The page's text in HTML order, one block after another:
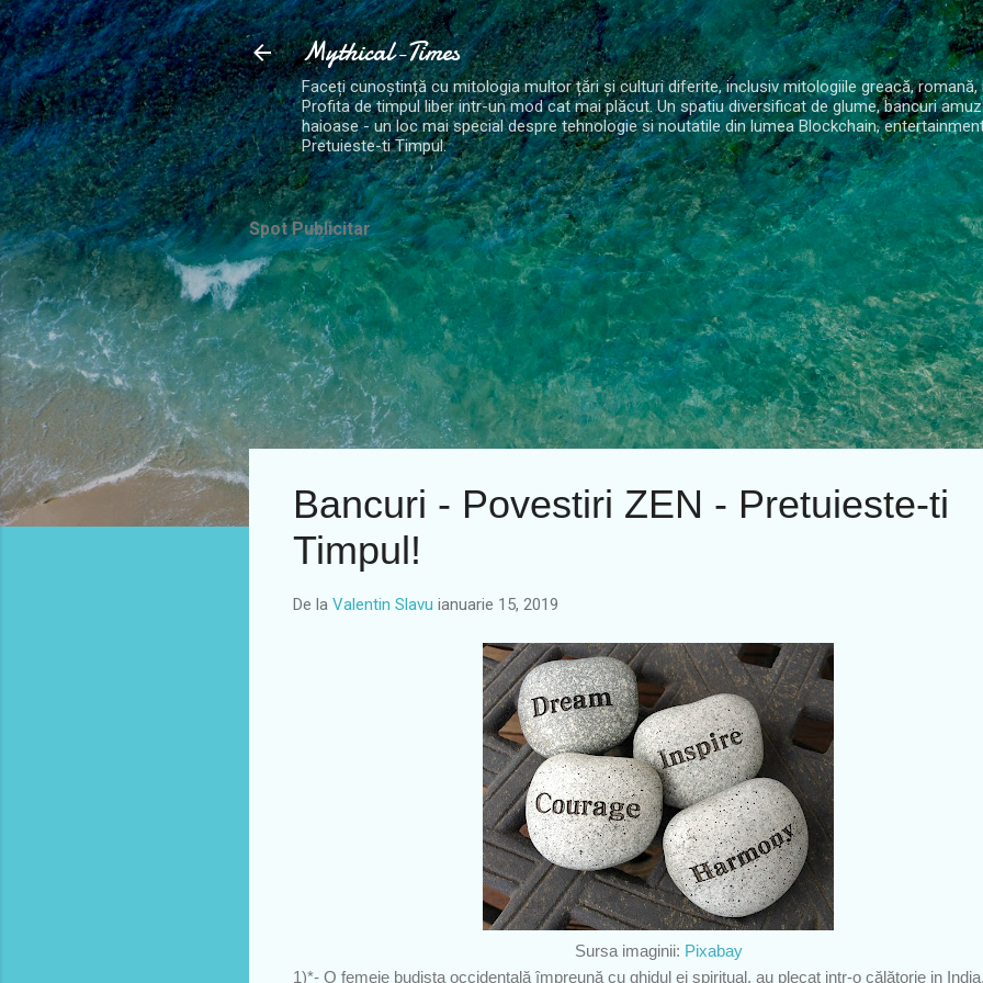
Treceți la conținutul principal
Mythical-Times
Faceți cunoștință cu mitologia multor țări și culturi diferite, inclusiv mitologiile greacă, romană,
Profita de timpul liber intr-un mod cat mai plăcut. Un spatiu diversificat de glume, bancuri
haioase - un loc mai special despre tehnologie si noutatile din lumea Blockchain,
Pretuieste-ti Timpul.
Spot Publicitar
Bancuri - Povestiri ZEN - Pretuieste-ti
Timpul!
De la Valentin Slavu ianuarie 15, 2019
Sursa imaginii: Pixabay
1)*- O femeie budista occidentală împreună cu ghidul ei spiritual, au plecat intr-o călătorie in